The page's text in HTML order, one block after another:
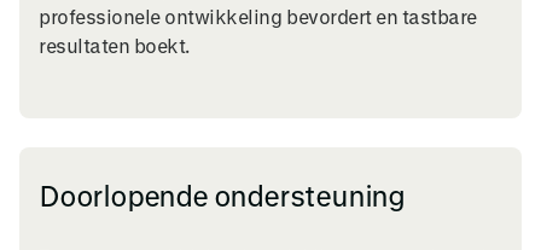
professionele ontwikkeling bevordert en tastbare
resultaten boekt.
Doorlopende ondersteuning